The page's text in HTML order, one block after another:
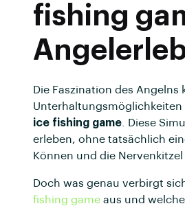
fishing
Die Faszination des
Unterhaltungsmöglichkeiten
ice fishing game . Diese
erleben, ohne tatsächlich
Können und die
Doch was genau verbirgt
fishing game aus und